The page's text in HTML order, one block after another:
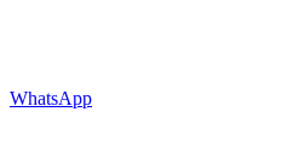
WhatsApp